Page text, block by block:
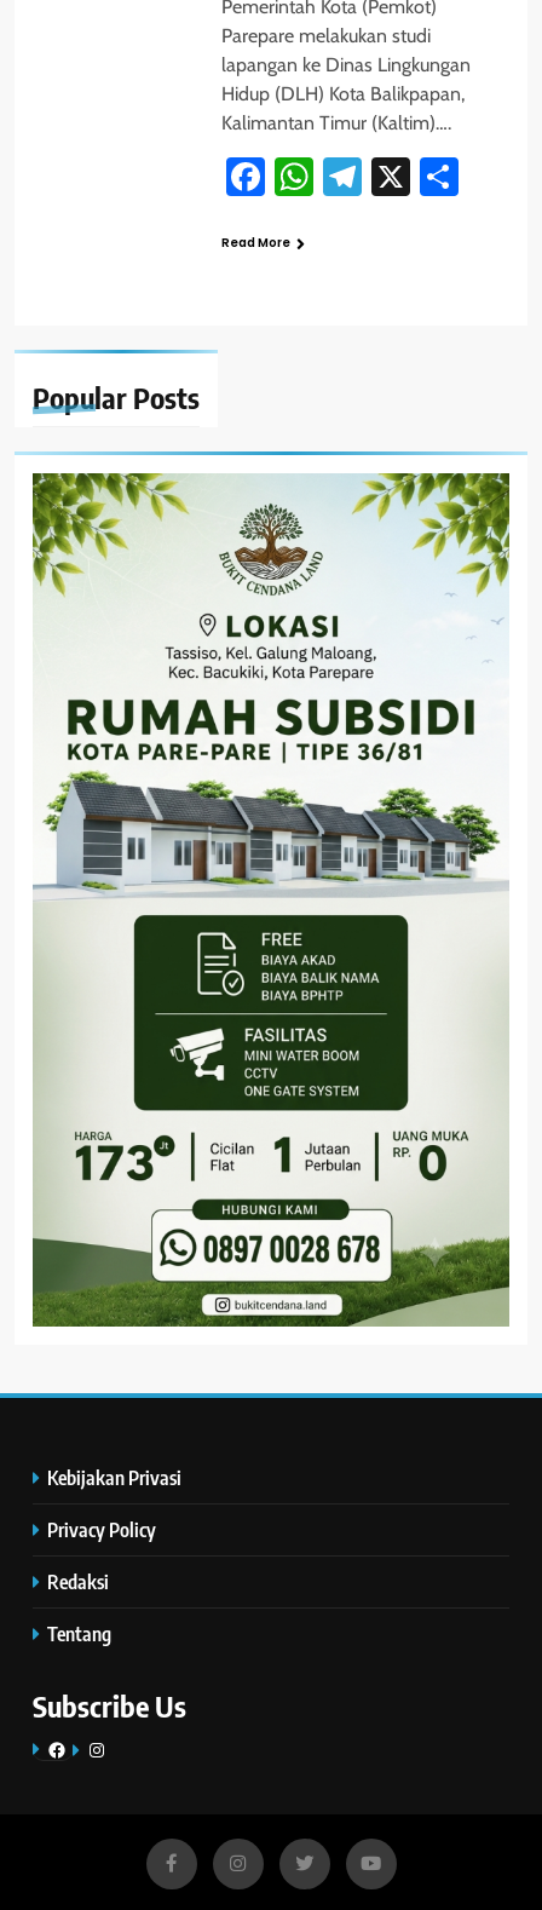
Popular Posts
Pemerintah Kota (Pemkot)
Parepare melakukan studi
lapangan ke Dinas Lingkungan
Hidup (DLH) Kota Balikpapan,
Kalimantan Timur (Kaltim)….
Facebook
WhatsApp
Telegram
X
Read More
Kebijakan Privasi
Privacy Policy
Redaksi
Tentang
Subscribe Us
FacebookInstagram